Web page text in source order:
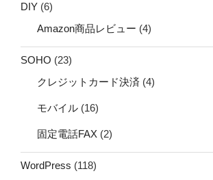
DIY (6)
Amazon商品レビュー (4)
SOHO (23)
クレジットカード決済 (4)
モバイル (16)
固定電話FAX (2)
WordPress (118)